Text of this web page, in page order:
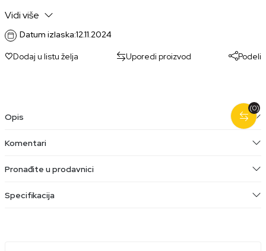
Vidi više
Datum izlaska:12.11.2024
Dodaj u listu želja Uporedi proizvod Podeli
(0)
Opis
Komentari
Pronađite u prodavnici
Specifikacija